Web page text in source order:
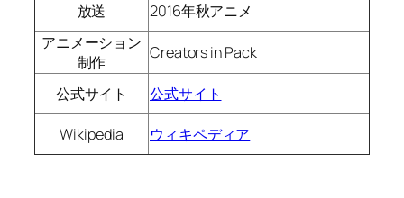
放送
2016年秋アニメ
アニメーション
制作
Creators in Pack
公式サイト 公式サイト
Wikipedia ウィキペディア